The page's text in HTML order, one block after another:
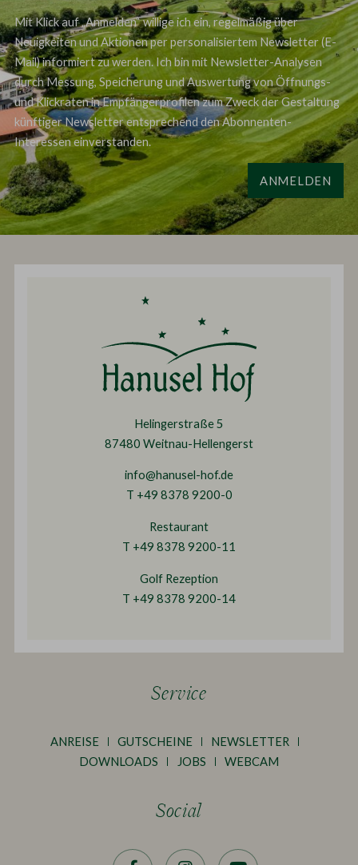
Mit Klick auf „Anmelden“ willige ich ein, regelmäßig über
Neuigkeiten und Aktionen per personalisiertem Newsletter (E-
Mail) informiert zu werden. Ich bin mit Newsletter-Analysen
durch Messung, Speicherung und Auswertung von Öffnungs-
und Klickraten in Empfängerprofilen zum Zweck der Gestaltung
künftiger Newsletter entsprechend den Abonnenten-
Interessen einverstanden.
ANMELDEN
Helingerstraße 5
87480 Weitnau-Hellengerst
info@hanusel-hof.de
T +49 8378 9200-0
Restaurant
T +49 8378 9200-11
Golf Rezeption
T +49 8378 9200-14
Service
ANREISE GUTSCHEINE
NEWSLETTER
DOWNLOADS
JOBS WEBCAM
Social
Facebook Instagram